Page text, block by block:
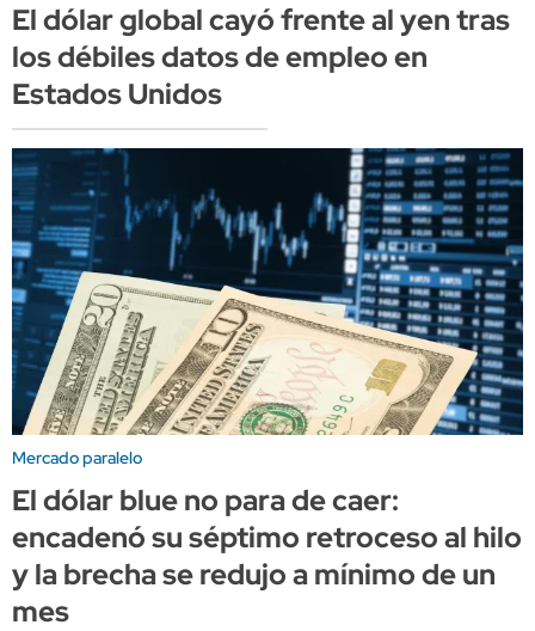
El dólar global cayó frente al yen tras
los débiles datos de empleo en
Estados Unidos
Mercado paralelo
El dólar blue no para de caer:
encadenó su séptimo retroceso al hilo
y la brecha se redujo a mínimo de un
mes